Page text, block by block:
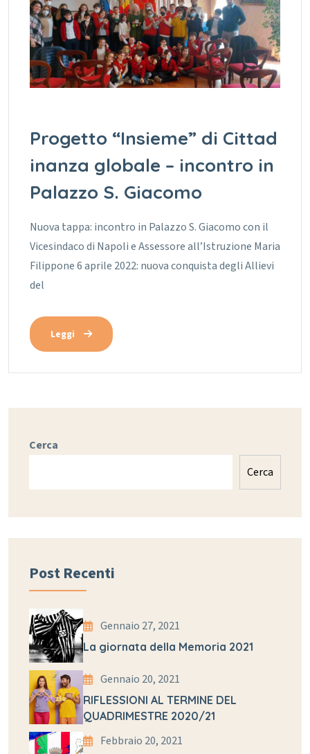
Progetto “Insieme” di Cittad
inanza globale – incontro in
Palazzo S. Giacomo
Nuova tappa: incontro in Palazzo S. Giacomo con il
Vicesindaco di Napoli e Assessore all’Istruzione Maria
Filippone 6 aprile 2022: nuova conquista degli Allievi
del
Leggi
Cerca
Cerca
Post Recenti
Gennaio 27, 2021
La giornata della Memoria 2021
Gennaio 20, 2021
RIFLESSIONI AL TERMINE DEL
QUADRIMESTRE 2020/21
Febbraio 20, 2021